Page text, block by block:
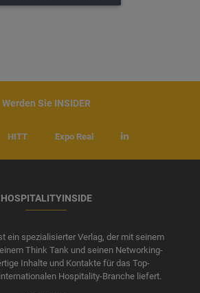
Werden Sie INSIDER
HITT Expo Real
HOSPITALITYINSIDE
ein spezialisierter Verlag, der mit seinem
Think Tank und seinen Networking-
Inhalte und Kontakte für das Top-
Hospitality-Branche liefert.